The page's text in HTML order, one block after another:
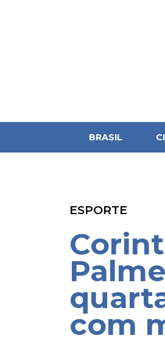
BRASIL
ESPORTE
com